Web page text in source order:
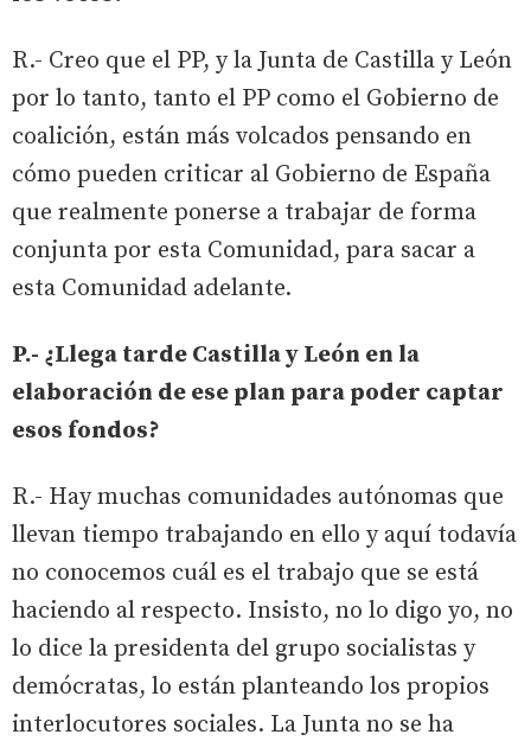
R.- Creo que el PP, y la Junta de Castilla y León
por lo tanto, tanto el PP como el Gobierno de
coalición, están más volcados pensando en
cómo pueden criticar al Gobierno de España
que realmente ponerse a trabajar de forma
conjunta por esta Comunidad, para sacar a
esta Comunidad adelante.
P.- ¿Llega tarde Castilla y León en la
elaboración de ese plan para poder captar
esos fondos?
R.- Hay muchas comunidades autónomas que
llevan tiempo trabajando en ello y aquí todavía
no conocemos cuál es el trabajo que se está
haciendo al respecto. Insisto, no lo digo yo, no
lo dice la presidenta del grupo socialistas y
demócratas, lo están planteando los propios
interlocutores sociales. La Junta no se ha